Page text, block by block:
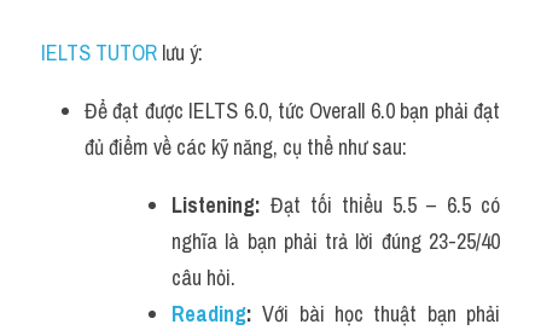
IELTS TUTOR lưu ý:
Để đạt được IELTS 6.0, tức Overall 6.0 bạn phải đạt
đủ điểm về các kỹ năng, cụ thể như sau:
Listening: Đạt tối thiểu 5.5 – 6.5 có
nghĩa là bạn phải trả lời đúng 23-25/40
câu hỏi.
Reading: Với bài học thuật bạn phải